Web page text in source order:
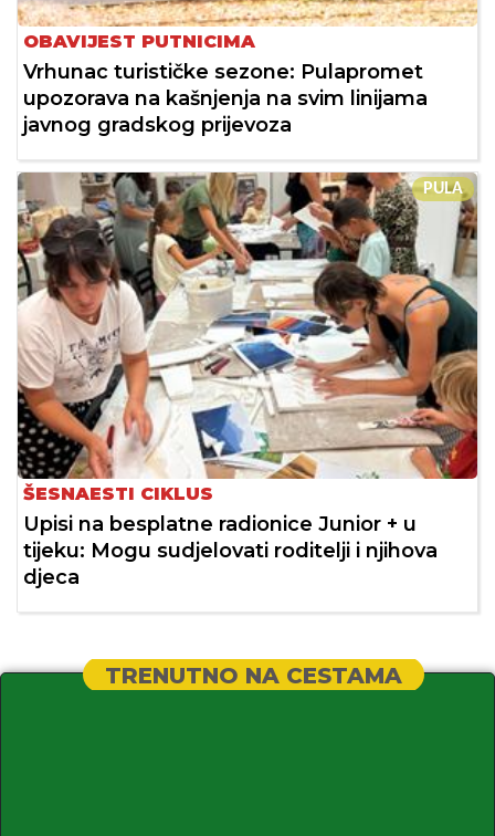
OBAVIJEST PUTNICIMA
Vrhunac turističke sezone: Pulapromet
upozorava na kašnjenja na svim linijama
javnog gradskog prijevoza
PULA
ŠESNAESTI CIKLUS
Upisi na besplatne radionice Junior + u
tijeku: Mogu sudjelovati roditelji i njihova
djeca
TRENUTNO NA CESTAMA